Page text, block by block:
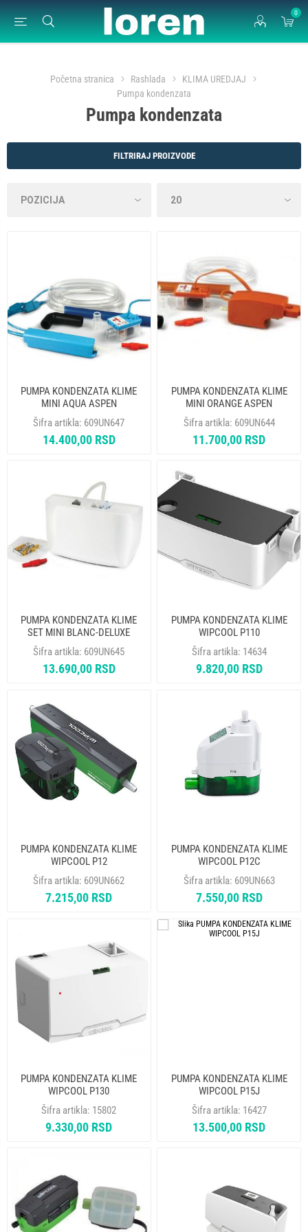
0
Početna stranica Rashlada
KLIMA UREDJAJ
Pumpa kondenzata
Pumpa kondenzata
FILTRIRAJ PROIZVODE
PUMPA KONDENZATA KLIME
MINI AQUA ASPEN
Šifra artikla: 609UN647
14.400,00 RSD
PUMPA KONDENZATA KLIME
MINI ORANGE ASPEN
Šifra artikla: 609UN644
11.700,00 RSD
PUMPA KONDENZATA KLIME
SET MINI BLANC-DELUXE
ASPEN
Šifra artikla: 609UN645
13.690,00 RSD
PUMPA KONDENZATA KLIME
WIPCOOL P110
Šifra artikla: 14634
9.820,00 RSD
PUMPA KONDENZATA KLIME
WIPCOOL P12
Šifra artikla: 609UN662
7.215,00 RSD
PUMPA KONDENZATA KLIME
WIPCOOL P12C
Šifra artikla: 609UN663
7.550,00 RSD
PUMPA KONDENZATA KLIME
WIPCOOL P130
Šifra artikla: 15802
9.330,00 RSD
PUMPA KONDENZATA KLIME
WIPCOOL P15J
Šifra artikla: 16427
13.500,00 RSD